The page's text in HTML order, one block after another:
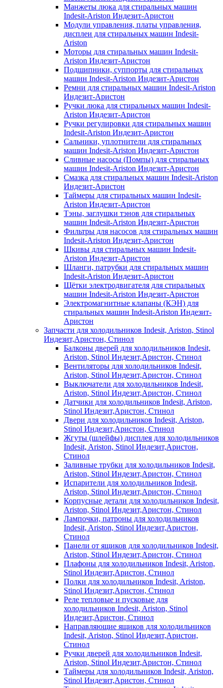
Манжеты люка для стиральных машин
Indesit-Ariston Индезит-Аристон
Модули управления, платы управления,
дисплеи для стиральных машин Indesit-
Ariston
Моторы для стиральных машин Indesit-
Ariston Индезит-Аристон
Подшипники, суппорты для стиральных
машин Indesit-Ariston Индезит-Аристон
Ремни для стиральных машин Indesit-Ariston
Индезит-Аристон
Ручки люка для стиральных машин Indesit-
Ariston Индезит-Аристон
Ручки регулировки для стиральных машин
Indesit-Ariston Индезит-Аристон
Сальники, уплотнители для стиральных
машин Indesit-Ariston Индезит-Аристон
Сливные насосы (Помпы) для стиральных
машин Indesit-Ariston Индезит-Аристон
Смазка для стиральных машин Indesit-Ariston
Индезит-Аристон
Таймеры для стиральных машин Indesit-
Ariston Индезит-Аристон
Тэны, заглушки тэнов для стиральных
машин Indesit-Ariston Индезит-Аристон
Фильтры для насосов для стиральных машин
Indesit-Ariston Индезит-Аристон
Шкивы для стиральных машин Indesit-
Ariston Индезит-Аристон
Шланги, патрубки для стиральных машин
Indesit-Ariston Индезит-Аристон
Щётки электродвигателя для стиральных
машин Indesit-Ariston Индезит-Аристон
Электромагнитные клапаны (КЭН) для
стиральных машин Indesit-Ariston Индезит-
Аристон
Запчасти для холодильников Indesit, Ariston, Stinol
Индезит,Аристон, Стинол
Балконы дверей для холодильников Indesit,
Ariston, Stinol Индезит,Аристон, Стинол
Вентиляторы для холодильников Indesit,
Ariston, Stinol Индезит,Аристон, Стинол
Выключатели для холодильников Indesit,
Ariston, Stinol Индезит,Аристон, Стинол
Датчики для холодильников Indesit, Ariston,
Stinol Индезит,Аристон, Стинол
Двери для холодильников Indesit, Ariston,
Stinol Индезит,Аристон, Стинол
Жгуты (шлейфы) дисплея для холодильников
Indesit, Ariston, Stinol Индезит,Аристон,
Стинол
Заливные трубки для холодильников Indesit,
Ariston, Stinol Индезит,Аристон, Стинол
Испарители для холодильников Indesit,
Ariston, Stinol Индезит,Аристон, Стинол
Корпусные детали для холодильников Indesit,
Ariston, Stinol Индезит,Аристон, Стинол
Лампочки, патроны для холодильников
Indesit, Ariston, Stinol Индезит,Аристон,
Стинол
Панели от ящиков для холодильников Indesit,
Ariston, Stinol Индезит,Аристон, Стинол
Плафоны для холодильников Indesit, Ariston,
Stinol Индезит,Аристон, Стинол
Полки для холодильников Indesit, Ariston,
Stinol Индезит,Аристон, Стинол
Реле тепловые и пусковые для
холодильников Indesit, Ariston, Stinol
Индезит,Аристон, Стинол
Направляющие ящиков для холодильников
Indesit, Ariston, Stinol Индезит,Аристон,
Стинол
Ручки дверей для холодильников Indesit,
Ariston, Stinol Индезит,Аристон, Стинол
Таймеры для холодильников Indesit, Ariston,
Stinol Индезит,Аристон, Стинол